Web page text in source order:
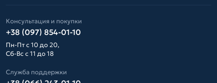
Консультация и покупки
+38 (097) 854-01-10
Пн-Пт с 10 до 20,
Сб-Вс с 11 до 18
Служба поддержки